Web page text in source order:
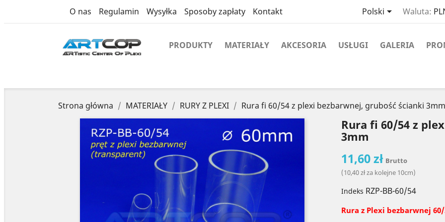
O nas Regulamin Wysyłka Sposoby zapłaty Kontakt Polski Waluta:
PRODUKTY MATERIAŁY AKCESORIA USŁUGI GALERIA
Strona główna MATERIAŁY RURY Z PLEXI Rura fi 60/54 z plexi bezbarwnej, grubość ścianki 3mm
Rura fi 60/54 z
3mm
11,60 zł Brutto
(10,40 zł za kolejne 10cm)
Indeks RZP-BB-60/54
Rura z Plexi bezbarwnej 60